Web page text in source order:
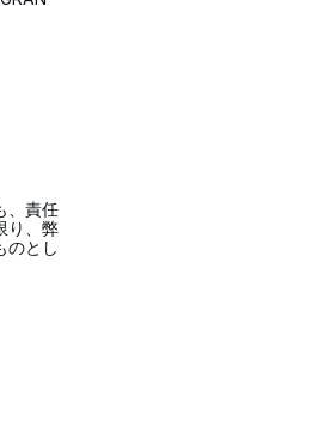
、責任
り、弊
のとし